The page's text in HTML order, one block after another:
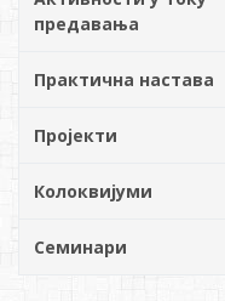
предавања
Практична настава
Пројекти
Колоквијуми
Семинари